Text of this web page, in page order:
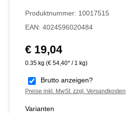
Produktnummer: 10017515
EAN: 4024596020484
Regulärer Preis:
€ 19,04
0.35 kg (€ 54,40* / 1 kg)
Brutto anzeigen?
Preise inkl. MwSt. zzgl. Versandkosten
Varianten